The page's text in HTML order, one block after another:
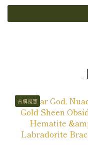
首購優惠